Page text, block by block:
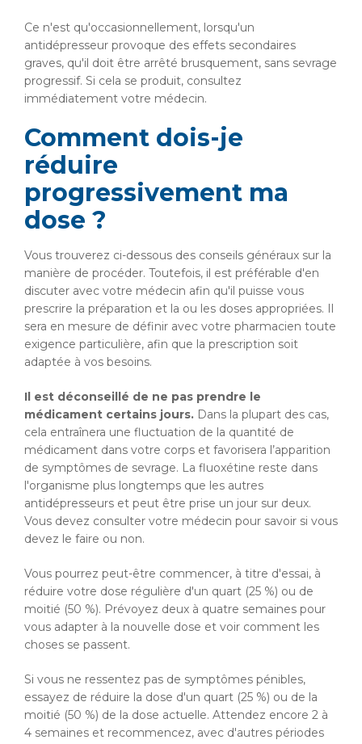
Ce n'est qu'occasionnellement, lorsqu'un
antidépresseur provoque des effets secondaires
graves, qu'il doit être arrêté brusquement, sans sevrage
progressif. Si cela se produit, consultez
immédiatement votre médecin.
Comment dois-je
réduire
progressivement ma
dose ?
Vous trouverez ci-dessous des conseils généraux sur la
manière de procéder. Toutefois, il est préférable d'en
discuter avec votre médecin afin qu'il puisse vous
prescrire la préparation et la ou les doses appropriées. Il
sera en mesure de définir avec votre pharmacien toute
exigence particulière, afin que la prescription soit
adaptée à vos besoins.
Il est déconseillé de ne pas prendre le
médicament certains jours. Dans la plupart des cas,
cela entraînera une fluctuation de la quantité de
médicament dans votre corps et favorisera l’apparition
de symptômes de sevrage. La fluoxétine reste dans
l'organisme plus longtemps que les autres
antidépresseurs et peut être prise un jour sur deux.
Vous devez consulter votre médecin pour savoir si vous
devez le faire ou non.
Vous pourrez peut-être commencer, à titre d'essai, à
réduire votre dose régulière d'un quart (25 %) ou de
moitié (50 %). Prévoyez deux à quatre semaines pour
vous adapter à la nouvelle dose et voir comment les
choses se passent.
Si vous ne ressentez pas de symptômes pénibles,
essayez de réduire la dose d'un quart (25 %) ou de la
moitié (50 %) de la dose actuelle. Attendez encore 2 à
4 semaines et recommencez, avec d'autres périodes